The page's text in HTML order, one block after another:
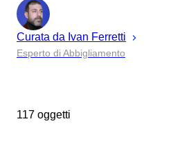
Curata da Ivan Ferretti
Esperto di Abbigliamento
117 oggetti